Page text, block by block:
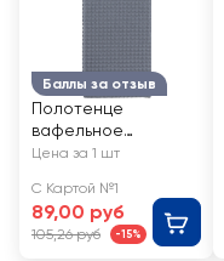
Баллы за отзыв
Полотенце
вафельное
HOMECLUB Loft
Цена за 1 шт
С Картой №1
89,00 руб
105,26 руб -15%